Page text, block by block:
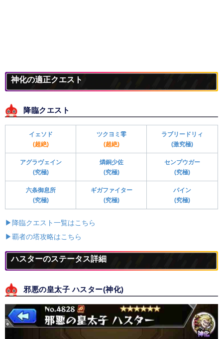
神化の適正クエスト
降臨クエスト
イェソド
(超絶)
ツクヨミ零
(超絶)
ラブリードリィ
(激究極)
アグラヴェイン
(究極)
燐銅少佐
(究極)
センプウガー
(究極)
六条御息所
(究極)
ギガファイター
(究極)
パイン
(究極)
▶降臨クエスト一覧はこちら
▶覇者の塔攻略はこちら
ハスターのステータス詳細
邪悪の皇太子 ハスター(神化)